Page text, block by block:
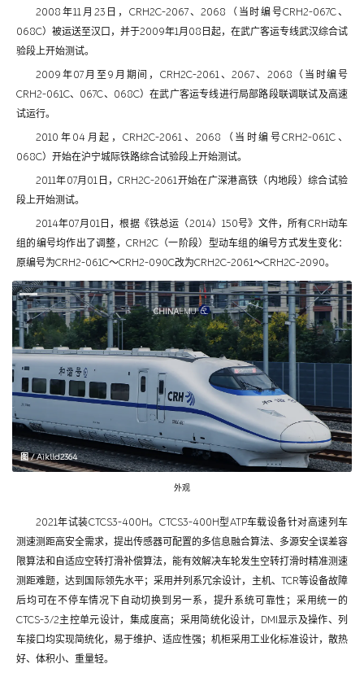
2008年11月23日，CRH2C-2067、2068（当时编号CRH2-067C、
068C）被运送至汉口，并于2009年1月08日起，在武广客运专线武汉综合试
验段上开始测试。
2009年07月至9月期间，CRH2C-2061、2067、2068（当时编号
CRH2-061C、067C、068C）在武广客运专线进行局部路段联调联试及高速
试运行。
2010年04月起，CRH2C-2061、2068（当时编号CRH2-061C、
068C）开始在沪宁城际铁路综合试验段上开始测试。
2011年07月01日，CRH2C-2061开始在广深港高铁（内地段）综合试验
段上开始测试。
2014年07月01日，根据《铁总运（2014）150号》文件，所有CRH动车
组的编号均作出了调整，CRH2C（一阶段）型动车组的编号方式发生变化：
原编号为CRH2-061C～CRH2-090C改为CRH2C-2061～CRH2C-2090。
图 / Aiklld2364
外观
2021年试装CTCS3-400H。CTCS3-400H型ATP车载设备针对高速列车
测速测距高安全需求，提出传感器可配置的多信息融合算法、多源安全误差容
限算法和自适应空转打滑补偿算法，能有效解决车轮发生空转打滑时精准测速
测距难题，达到国际领先水平；采用并列系冗余设计，主机、TCR等设备故障
后均可在不停车情况下自动切换到另一系，提升系统可靠性；采用统一的
CTCS-3/2主控单元设计，集成度高；采用简统化设计，DMI显示及操作、列
车接口均实现简统化，易于维护、适应性强；机柜采用工业化标准设计，散热
好、体积小、重量轻。